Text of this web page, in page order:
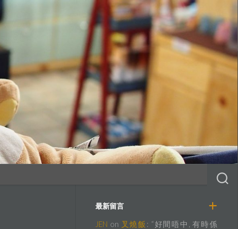
最新留言
JEN on 叉燒飯 : “好間唔中, 有時係